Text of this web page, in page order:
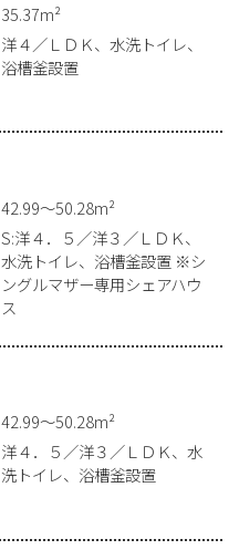
35.37m²
洋４／ＬＤＫ、水洗トイレ、
浴槽釜設置
42.99〜50.28m²
S:洋４．５／洋３／ＬＤＫ、
水洗トイレ、浴槽釜設置 ※シ
ングルマザー専用シェアハウ
ス
42.99〜50.28m²
洋４．５／洋３／ＬＤＫ、水
洗トイレ、浴槽釜設置